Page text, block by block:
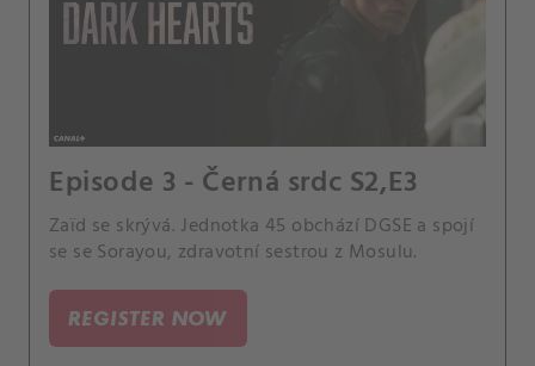
Episode 3 - Černá srdc S2,E3
Zaïd se skrývá. Jednotka 45 obchází DGSE a spojí
se se Sorayou, zdravotní sestrou z Mosulu.
REGISTER NOW